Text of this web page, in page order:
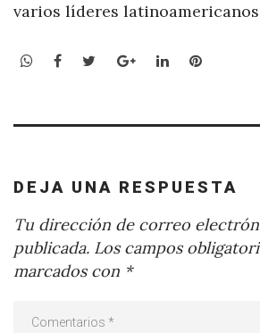
varios líderes
WhatsApp
Facebook
TwitterGoogle+LinkedInPinterest
DEJA UNA RESPUESTA
Tu dirección de correo
publicada. Los campos
marcados con *